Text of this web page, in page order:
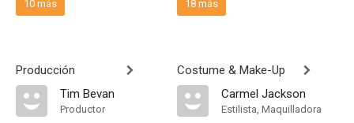
10 más
Producción
Tim Bevan
Productor
18 más
Costume & Make-Up
Carmel Jackson
Estilista, Maquilladora